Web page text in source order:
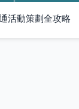
活動策劃全攻略